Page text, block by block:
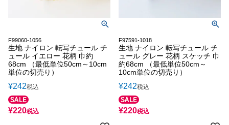
F99060-1056
生地 ナイロン 転写チュール チ
ュール イエロー 花柄 巾約
68cm （最低単位50cm～10cm
単位の切売り）
¥242税込
¥220税込
F97591-1018
生地 ナイロン 転写チュール チ
ュール グレー 花柄 スケッチ 巾
約68cm （最低単位50cm～
10cm単位の切売り）
¥242税込
¥220税込